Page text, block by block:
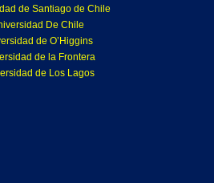
de Santiago de Chile
De Chile
de O’Higgins
de la Frontera
de Los Lagos